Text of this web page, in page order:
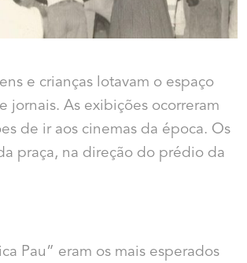
e crianças lotavam o espaço
jornais. As exibições ocorreram
de ir aos cinemas da época. Os
praça, na direção do prédio da
Pau” eram os mais esperados